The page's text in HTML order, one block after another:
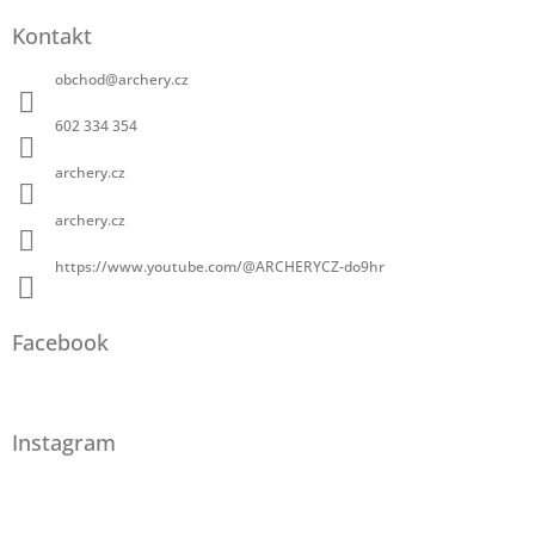
Kontakt
obchod@archery.cz
602 334 354
archery.cz
archery.cz
https://www.youtube.com/@ARCHERYCZ-do9hr
Facebook
Instagram